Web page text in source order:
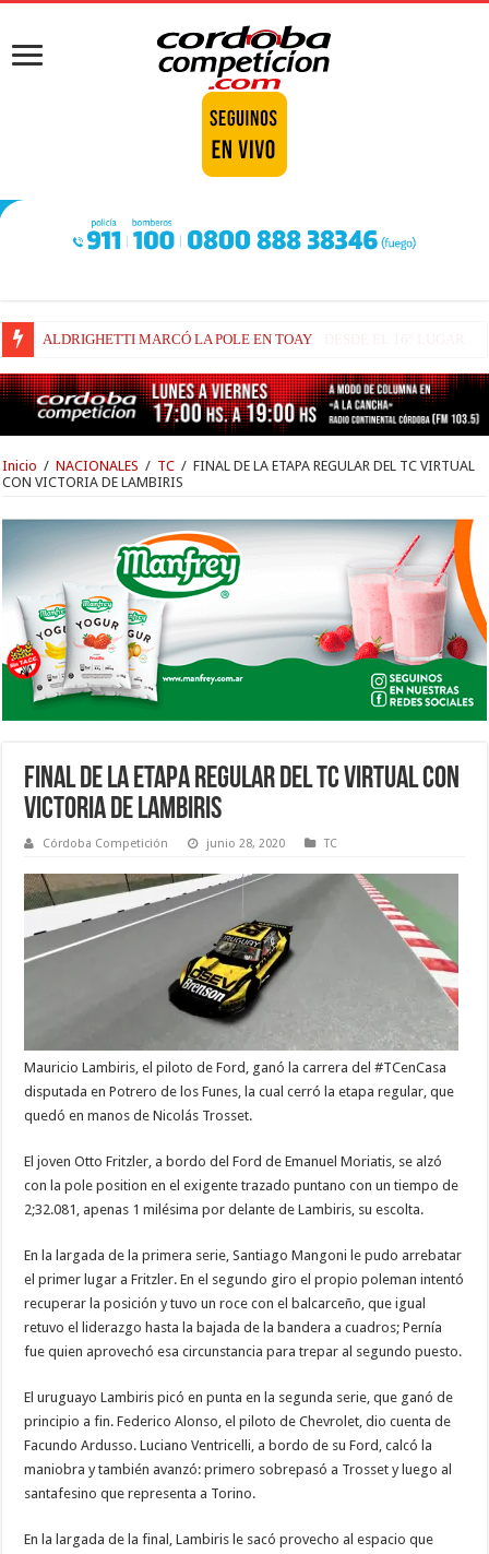
FENESTRAZ SUFRIÓ EN SUGO Y LARGARÁ DESDE EL 16° LUGAR
Inicio / NACIONALES / TC / FINAL DE LA ETAPA REGULAR DEL TC VIRTUAL
CON VICTORIA DE LAMBIRIS
FINAL DE LA ETAPA REGULAR DEL TC VIRTUAL CON
VICTORIA DE LAMBIRIS
Córdoba Competición junio 28, 2020 TC
Mauricio Lambiris, el piloto de Ford, ganó la carrera del #TCenCasa
disputada en Potrero de los Funes, la cual cerró la etapa regular, que
quedó en manos de Nicolás Trosset.
El joven Otto Fritzler, a bordo del Ford de Emanuel Moriatis, se alzó
con la pole position en el exigente trazado puntano con un tiempo de
2;32.081, apenas 1 milésima por delante de Lambiris, su escolta.
En la largada de la primera serie, Santiago Mangoni le pudo arrebatar
el primer lugar a Fritzler. En el segundo giro el propio poleman intentó
recuperar la posición y tuvo un roce con el balcarceño, que igual
retuvo el liderazgo hasta la bajada de la bandera a cuadros; Pernía
fue quien aprovechó esa circunstancia para trepar al segundo puesto.
El uruguayo Lambiris picó en punta en la segunda serie, que ganó de
principio a fin. Federico Alonso, el piloto de Chevrolet, dio cuenta de
Facundo Ardusso. Luciano Ventricelli, a bordo de su Ford, calcó la
maniobra y también avanzó: primero sobrepasó a Trosset y luego al
santafesino que representa a Torino.
En la largada de la final, Lambiris le sacó provecho al espacio que